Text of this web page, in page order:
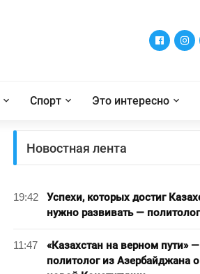
Спорт Это интересно
Новостная лента
19:42
Успехи, которых достиг
нужно развивать — политолог
11:47
«Казахстан на верном пути» —
политолог из Азербайджана